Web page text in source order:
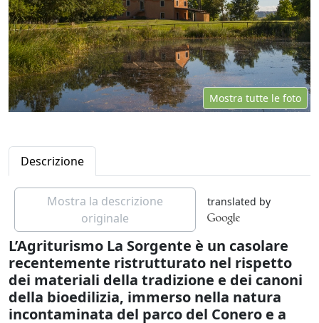
Mostra tutte le foto
Descrizione
Mostra la descrizione
originale
translated by
L’Agriturismo La Sorgente è un casolare
recentemente ristrutturato nel rispetto
dei materiali della tradizione e dei canoni
della bioedilizia, immerso nella natura
incontaminata del parco del Conero e a